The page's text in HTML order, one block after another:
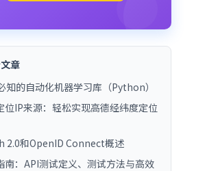
章
知的自动化机器学习库（Python）
位IP来源：轻松实现高德经纬度定位
2.0和OpenID Connect概述
南：API测试定义、测试方法与高效